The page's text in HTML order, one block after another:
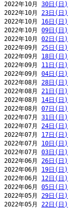
2022年10月 30日(日)
2022年10月 23日(日)
2022年10月 16日(日)
2022年10月 09日(日)
2022年10月 02日(日)
2022年09月 25日(日)
2022年09月 18日(日)
2022年09月 11日(日)
2022年09月 04日(日)
2022年08月 28日(日)
2022年08月 21日(日)
2022年08月 14日(日)
2022年08月 07日(日)
2022年07月 31日(日)
2022年07月 24日(日)
2022年07月 17日(日)
2022年07月 10日(日)
2022年07月 03日(日)
2022年06月 26日(日)
2022年06月 19日(日)
2022年06月 12日(日)
2022年06月 05日(日)
2022年05月 29日(日)
2022年05月 22日(日)